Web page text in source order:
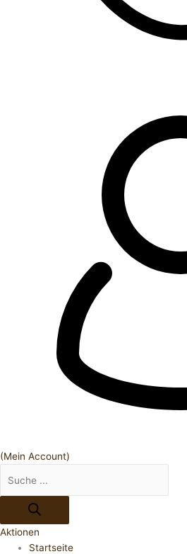
(Mein Account)
Aktionen
Startseite